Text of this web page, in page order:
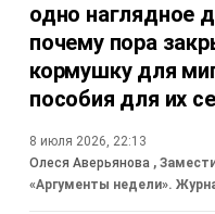
одно наглядное
почему пора
кормушку для
пособия для их
8 июля 2026, 22:13
Олеся Аверьянова ,
«Аргументы недели».